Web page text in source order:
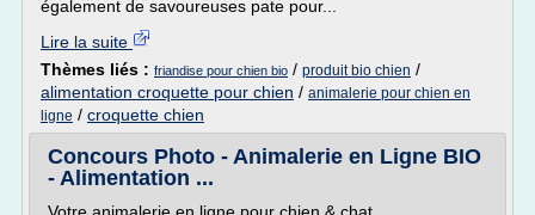
également de savoureuses pate pour...
Lire la suite
Thèmes liés : friandise pour chien bio / produit bio chien /
alimentation croquette pour chien / animalerie pour chien en
ligne / croquette chien
Concours Photo - Animalerie en Ligne BIO
- Alimentation ...